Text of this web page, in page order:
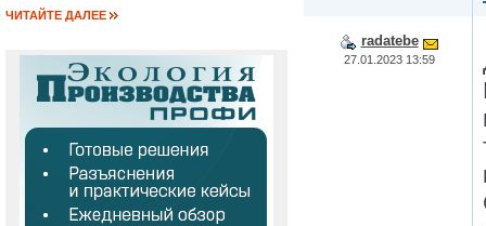
ЧИТАЙТЕ ДАЛЕЕ
radatebe
27.01.2023 13:59